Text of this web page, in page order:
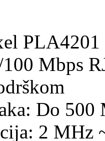
PLA4201
Mbps
Do 500
2 MHz